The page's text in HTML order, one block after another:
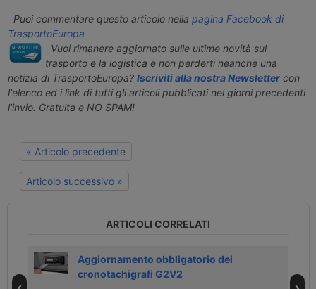
Puoi commentare questo articolo nella pagina Facebook di
TrasportoEuropa
Vuoi rimanere aggiornato sulle ultime novità sul
trasporto e la logistica e non perderti neanche una
notizia di TrasportoEuropa? Iscriviti alla nostra Newslettercon
l'elenco ed i link di tutti gli articoli pubblicati nei giorni precedenti
l'invio. Gratuita e NO SPAM!
« Articolo precedente
Articolo successivo »
ARTICOLI CORRELATI
Aggiornamento obbligatorio dei
cronotachigrafi G2V2